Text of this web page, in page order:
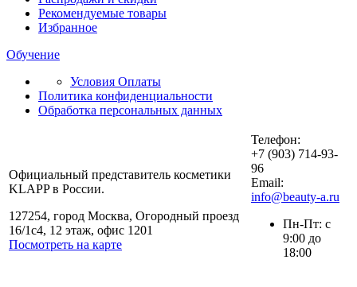
Рекомендуемые товары
Избранное
Обучение
Условия Оплаты
Политика конфиденциальности
Обработка персональных данных
Официальный представитель косметики
KLAPP в России.
127254, город Москва, Огородный проезд
16/1с4, 12 этаж, офис 1201
Посмотреть на карте
Телефон:
+7 (903) 714-93-
96
Email:
info@beauty-a.ru
Пн-Пт: с
9:00 до
18:00